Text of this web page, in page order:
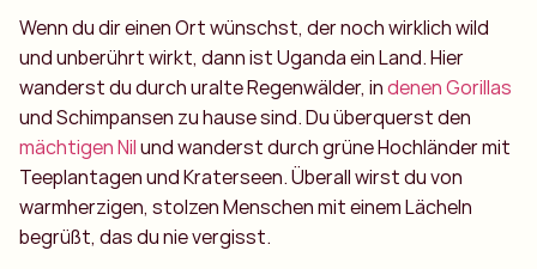
Wenn du dir einen Ort wünschst, der noch wirklich wild
und unberührt wirkt, dann ist Uganda ein Land. Hier
wanderst du durch uralte Regenwälder, indenen Gorillas
und Schimpansen zu hause sind. Du überquerst den
mächtigen Nilund wanderst durch grüne Hochländer mit
Teeplantagen und Kraterseen. Überall wirst du von
warmherzigen, stolzen Menschen mit einem Lächeln
begrüßt, das du nie vergisst.